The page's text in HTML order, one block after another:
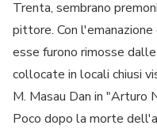
Trenta, sembrano
pittore. Con
esse furono rimosse
collocate in locali chiusi
M. Masau Dan in "Arturo
Poco dopo la morte